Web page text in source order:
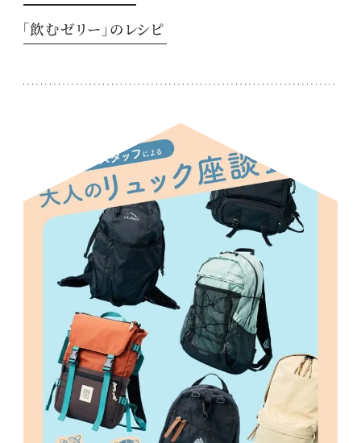
「飲むゼリー」のレシピ